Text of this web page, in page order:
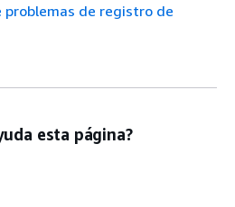
problemas de registro de
esta página?